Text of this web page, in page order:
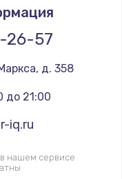
26-57
д. 358
до 21:00
iq.ru
нашем сервисе